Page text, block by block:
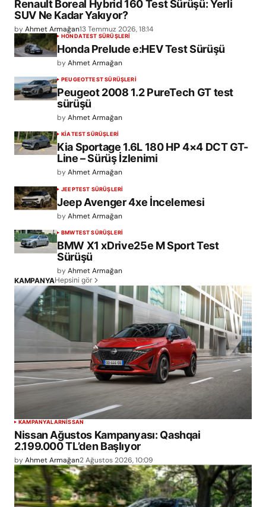
Renault Boreal Hybrid 160 Test Sürüşü: Yerli
SUV Ne Kadar Yakıyor?
byAhmet Armağan13 Temmuz 2026, 18:14
HONDATEST SÜRÜŞLERİ
Honda Prelude e:HEV Test Sürüşü
byAhmet Armağan
PEUGEOTTEST SÜRÜŞLERİ
Peugeot 2008 1.2 PureTech GT test
sürüşü
byAhmet Armağan
KIATEST SÜRÜŞLERİ
Kia Sportage 1.6L 180 HP 4×4 DCT GT-
Line – Sürüş İzlenimi
byAhmet Armağan
JEEPTEST SÜRÜŞLERİ
Jeep Avenger 4xe İncelemesi
byAhmet Armağan
BMWTEST SÜRÜŞLERİ
BMW X1 xDrive25e M Sport Test
Sürüşü
byAhmet Armağan
KAMPANYAHepsini gör
KAMPANYALARNISSAN
Nissan Ağustos Kampanyası: Qashqai
2.199.000 TL’den Başlıyor
byAhmet Armağan2 Ağustos 2026, 10:09